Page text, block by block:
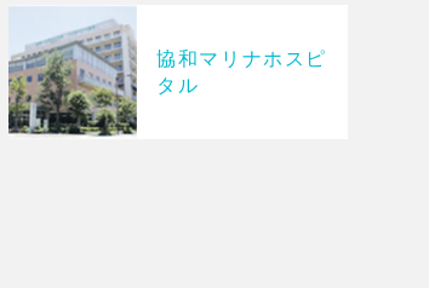
協和マリナホスピ
タル